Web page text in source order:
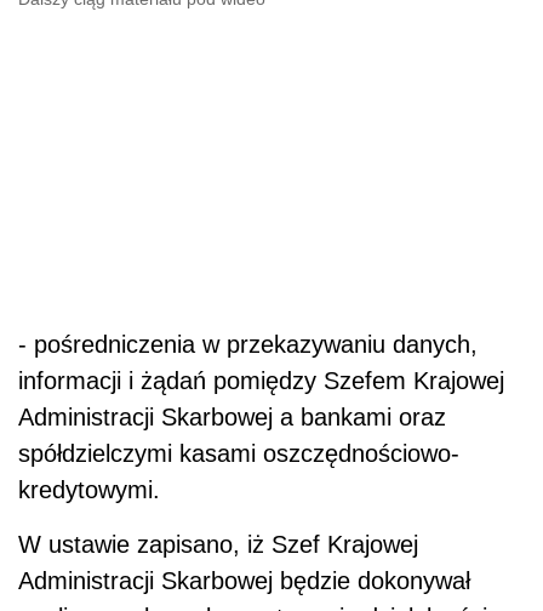
- pośredniczenia w przekazywaniu danych,
informacji i żądań pomiędzy Szefem Krajowej
Administracji Skarbowej a bankami oraz
spółdzielczymi kasami oszczędnościowo-
kredytowymi.
W ustawie zapisano, iż Szef Krajowej
Administracji Skarbowej będzie dokonywał